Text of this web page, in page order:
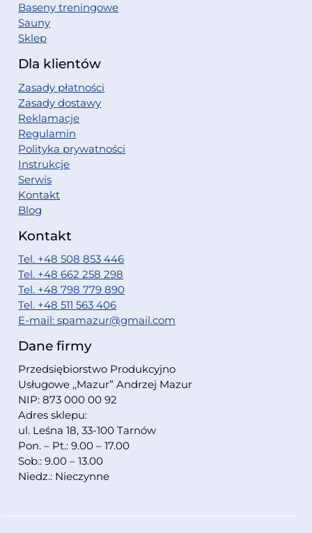
Baseny treningowe
Sauny
Sklep
Dla klientów
Zasady płatności
Zasady dostawy
Reklamacje
Regulamin
Polityka prywatności
Instrukcje
Serwis
Kontakt
Blog
Kontakt
Tel. +48 508 853 446
Tel. +48 662 258 298
Tel. +48 798 779 890
Tel. +48 511 563 406
E-mail: spamazur@gmail.com
Dane firmy
Przedsiębiorstwo Produkcyjno
Usługowe ,,Mazur” Andrzej Mazur
NIP: 873 000 00 92
Adres sklepu:
ul. Leśna 18, 33-100 Tarnów
Pon. – Pt.: 9.00 – 17.00
Sob.: 9.00 – 13.00
Niedz.: Nieczynne